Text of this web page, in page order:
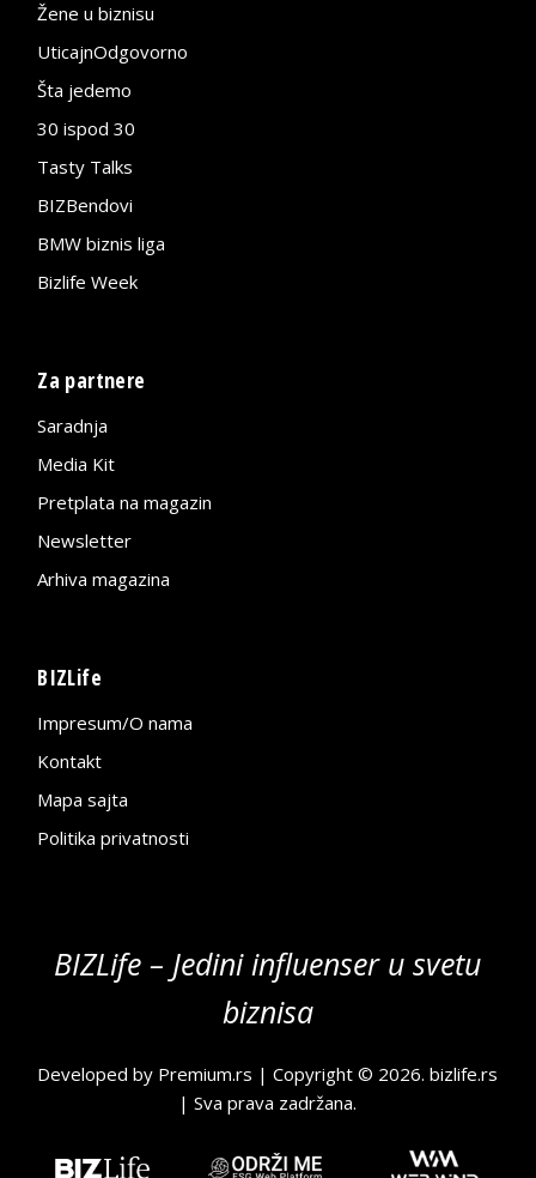
Žene u biznisu
UticajnOdgovorno
Šta jedemo
30 ispod 30
Tasty Talks
BIZBendovi
BMW biznis liga
Bizlife Week
Za partnere
Saradnja
Media Kit
Pretplata na magazin
Newsletter
Arhiva magazina
BIZLife
Impresum/O nama
Kontakt
Mapa sajta
Politika privatnosti
BIZLife – Jedini influenser u svetu
biznisa
Developed by Premium.rs | Copyright © 2026.bizlife.rs
| Sva prava zadržana.